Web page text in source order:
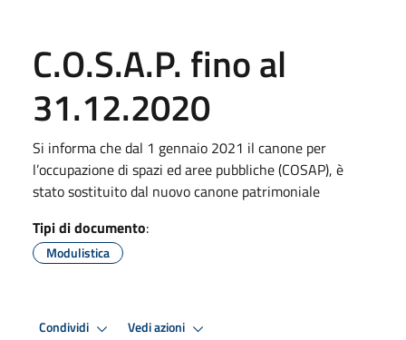
C.O.S.A.P. fino al
31.12.2020
Si informa che dal 1 gennaio 2021 il canone per
l’occupazione di spazi ed aree pubbliche (COSAP), è
stato sostituito dal nuovo canone patrimoniale
Tipi di documento:
Modulistica
Condividi Vedi azioni